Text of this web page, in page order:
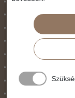
Adventi hetek
Karácsonyi utazás
Karnevál
Két ünnep között
Március 15.